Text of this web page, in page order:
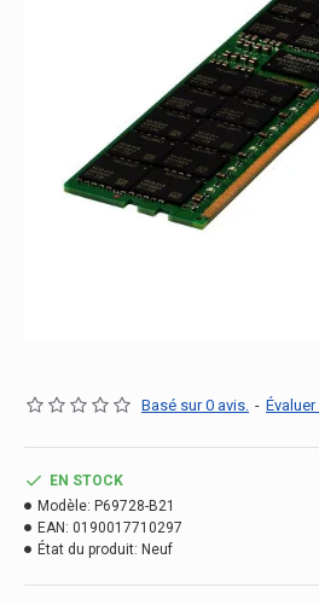
Basé sur 0 avis. -
EN STOCK
Modèle: P69728-B21
EAN: 0190017710297
État du produit: Neuf